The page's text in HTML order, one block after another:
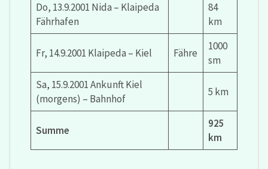
Do, 13.9.2001 Nida – Klaipeda
Fährhafen
84
km
Fr, 14.9.2001 Klaipeda – Kiel Fähre
1000
sm
Sa, 15.9.2001 Ankunft Kiel
(morgens) – Bahnhof
5 km
Summe
925
km